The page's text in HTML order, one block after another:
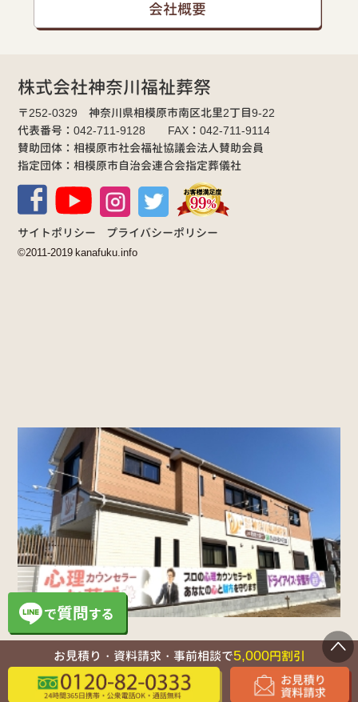
会社概要
株式会社神奈川福祉葬祭
〒252-0329 神奈川県相模原市南区北里2丁目9-22
代表番号：042-711-9128 FAX：042-711-9114
賛助団体：相模原市社会福祉協議会法人賛助会員
指定団体：相模原市自治会連合会指定葬儀社
サイトポリシー プライバシーポリシー
©2011-2019 kanafuku.info
お見積り・資料請求・事前相談で5,000円割引